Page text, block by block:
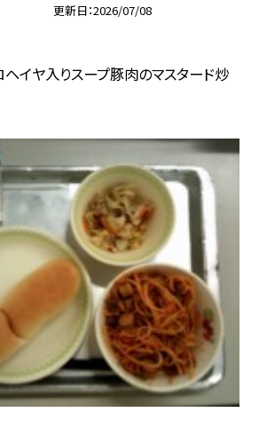
更新日 2026/07/08
イヤ入りスープ豚肉のマスタード炒